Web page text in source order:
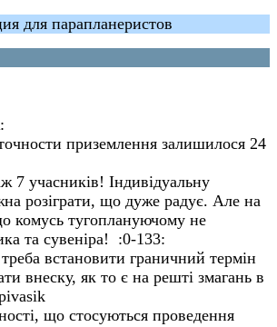
для парапланеристов
:
приземлення залишилося 24
7 учасників! Індивідуальну
розіграти, що дуже радує. Але на
комусь тугоплануючому не
та сувеніра! :0-133:
встановити граничний термін
внеску, як то є на решті змагань в
що стосуються проведення